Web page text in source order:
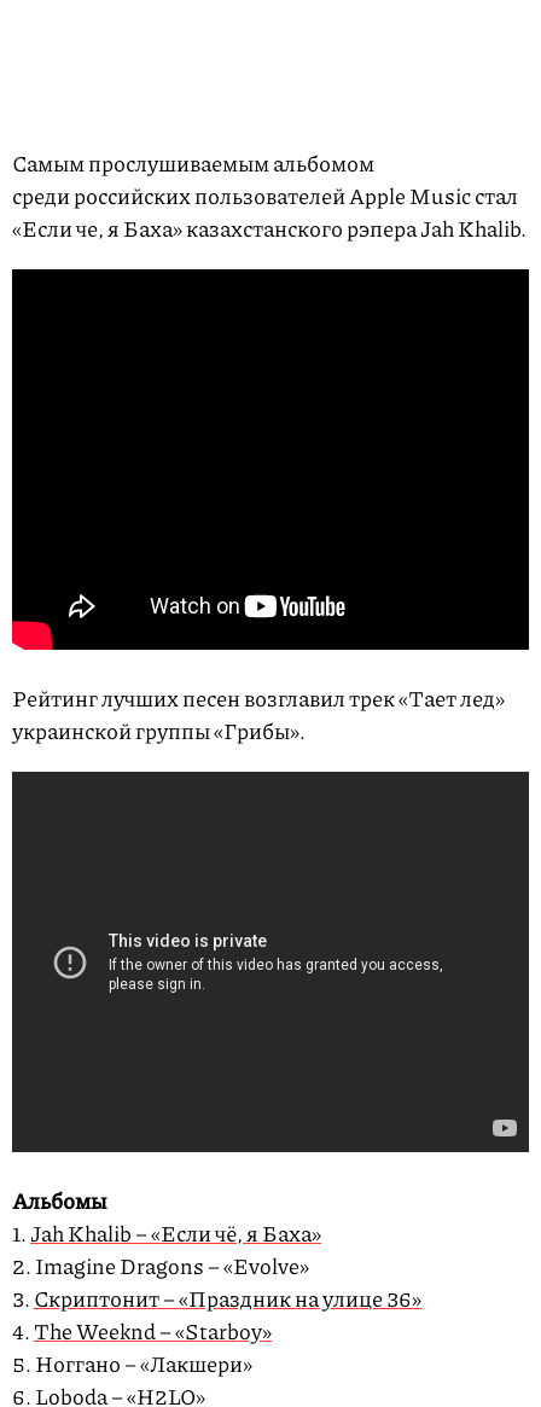
Самым прослушиваемым альбомом
среди российских пользователей Apple Music стал
«Если че, я Баха» казахстанского рэпера Jah Khalib.
Рейтинг лучших песен возглавил трек «Тает лед»
украинской группы «Грибы».
Альбомы
1.Jah Khalib – «Если чё, я Баха»
2. Imagine Dragons – «Evolve»
3.Скриптонит – «Праздник на улице 36»
4.The Weeknd – «Starboy»
5. Ноггано – «Лакшери»
6. Loboda – «H2LO»